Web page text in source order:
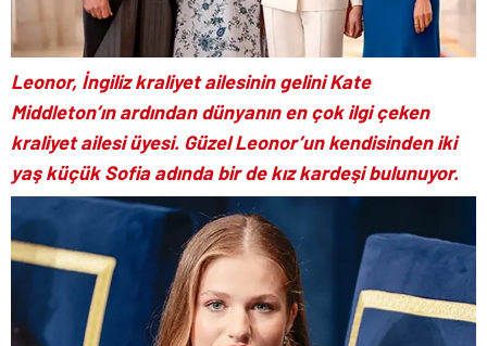
Leonor, İngiliz kraliyet ailesinin gelini Kate
Middleton’ın ardından dünyanın en çok ilgi çeken
kraliyet ailesi üyesi. Güzel Leonor’un kendisinden iki
yaş küçük Sofia adında bir de kız kardeşi bulunuyor.